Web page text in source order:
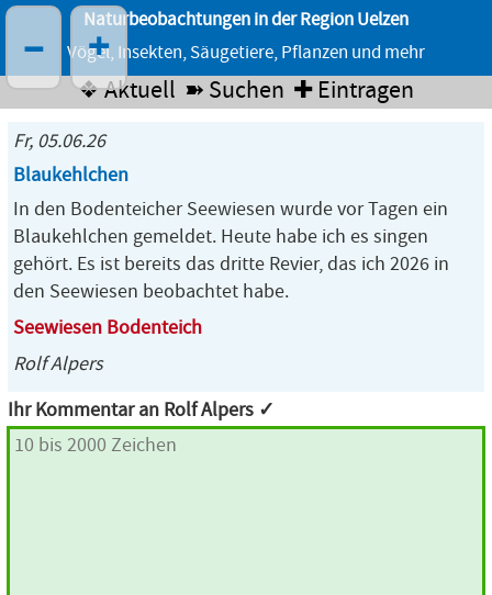
Naturbeobachtungen in der Region Uelzen
Vögel, Insekten, Säugetiere, Pflanzen und mehr
❖ Aktuell ➽ Suchen ✚ Eintragen
Fr, 05.06.26
Blaukehlchen
In den Bodenteicher Seewiesen wurde vor Tagen ein
Blaukehlchen gemeldet. Heute habe ich es singen
gehört. Es ist bereits das dritte Revier, das ich 2026 in
den Seewiesen beobachtet habe.
Seewiesen Bodenteich
Rolf Alpers
Ihr Kommentar an Rolf Alpers ✓
– +